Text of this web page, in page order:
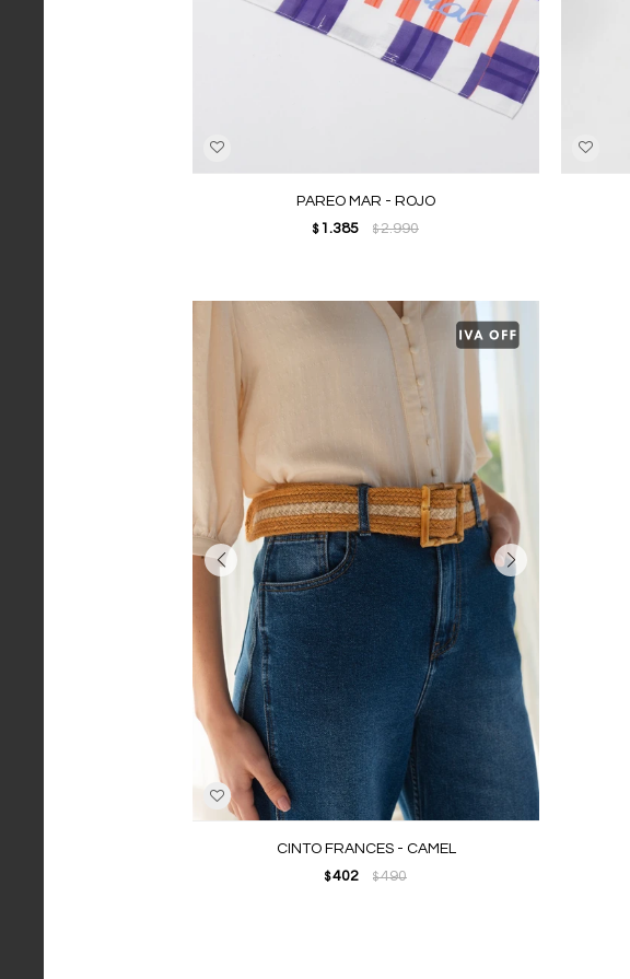
PAREO MAR - ROJO
$ 1.385 $2.990
CINTO FRANCES - CAMEL
$402 $490